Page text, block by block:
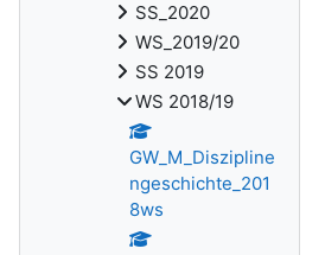
SS_2020
WS_2019/20
SS 2019
WS 2018/19
GW_M_Diszipline
ngeschichte_201
8ws